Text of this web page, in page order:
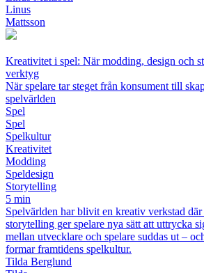
Linus
Mattsson
Kreativitet i spel: När modding, design och
verktyg
När spelare tar steget från konsument till
spelvärlden
Spel
Spel
Spelkultur
Kreativitet
Modding
Speldesign
Storytelling
5 min
Spelvärlden har blivit en kreativ verkstad
storytelling ger spelare nya sätt att uttrycka
mellan utvecklare och spelare suddas ut –
formar framtidens spelkultur.
Tilda Berglund